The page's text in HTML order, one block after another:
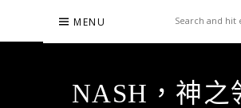
content
MENU
NASH，神之